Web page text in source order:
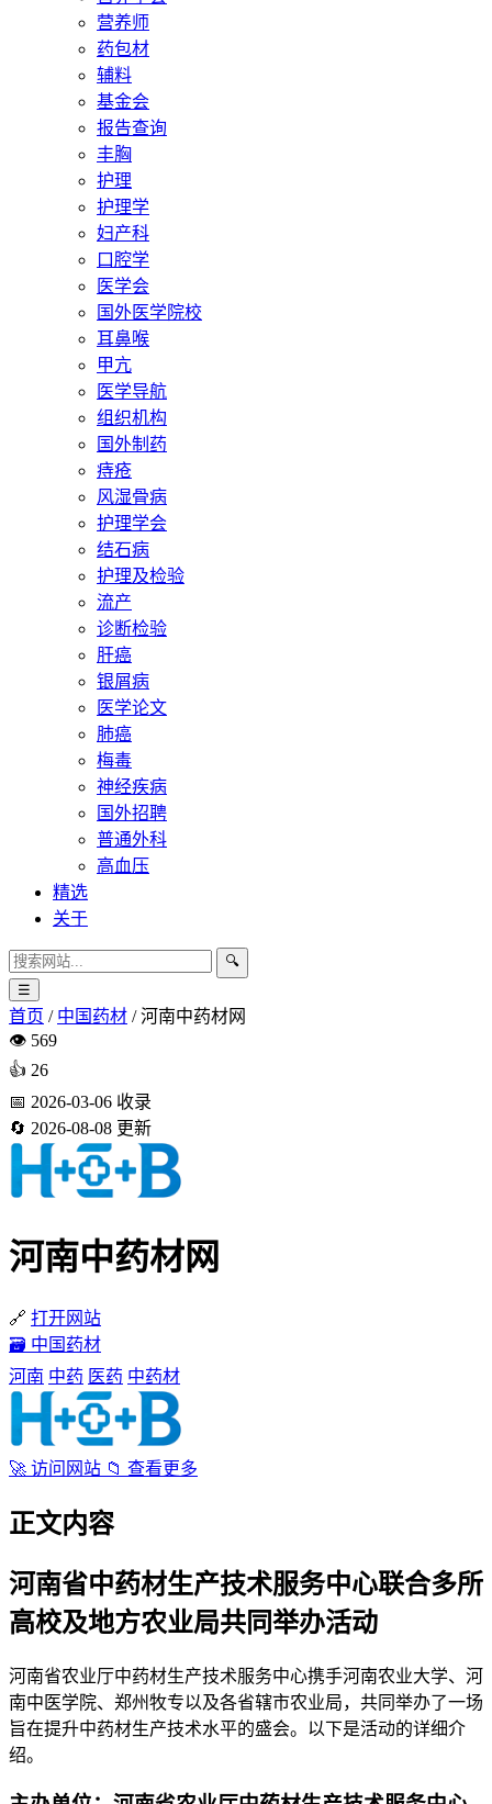
营养师
药包材
辅料
基金会
报告查询
丰胸
护理
护理学
妇产科
口腔学
医学会
国外医学院校
耳鼻喉
甲亢
医学导航
组织机构
国外制药
痔疮
风湿骨病
护理学会
结石病
护理及检验
流产
诊断检验
肝癌
银屑病
医学论文
肺癌
梅毒
神经疾病
国外招聘
普通外科
高血压
精选
关于
🔍
☰
首页 / 中国药材 / 河南中药材网
👁️ 569
👍 26
📅 2026-03-06 收录
🔄 2026-08-08 更新
河南中药材网
🔗 打开网站
🗃 中国药材
河南 中药 医药 中药材
🚀 访问网站 📁 查看更多
正文内容
河南省中药材生产技术服务中心联合多所
高校及地方农业局共同举办活动
河南省农业厅中药材生产技术服务中心携手河南农业大学、河
南中医学院、郑州牧专以及各省辖市农业局，共同举办了一场
旨在提升中药材生产技术水平的盛会。以下是活动的详细介
绍。